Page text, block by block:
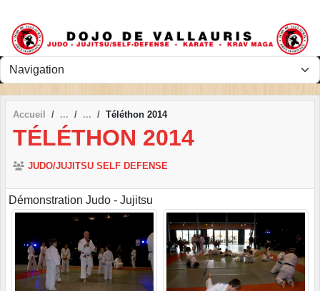
Accueil Téléthon 2014
TÉLÉTHON 2014
JUDO/JUJITSU SELF DEFENSE
Démonstration Judo - Jujitsu